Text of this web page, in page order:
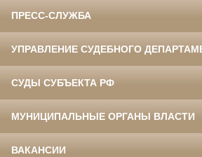
ПРЕСС-СЛУЖБА
УПРАВЛЕНИЕ СУДЕБНОГО
СУДЫ СУБЪЕКТА РФ
МУНИЦИПАЛЬНЫЕ ОРГАНЫ ВЛАСТИ
ВАКАНСИИ